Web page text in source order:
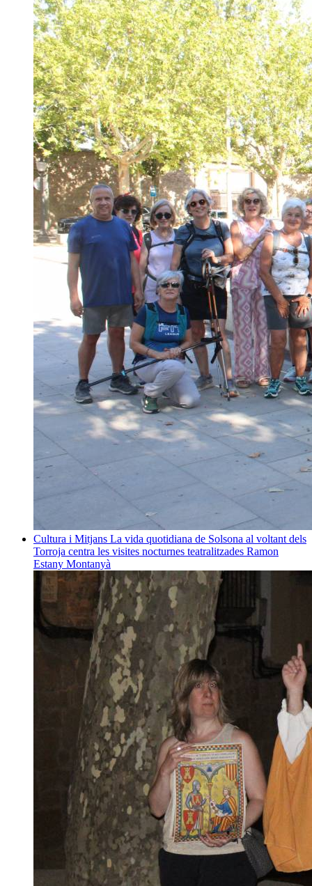
Cultura i Mitjans La vida quotidiana de Solsona al voltant dels
Torroja centra les visites nocturnes teatralitzades Ramon
Estany Montanyà